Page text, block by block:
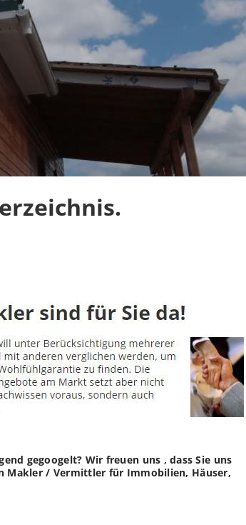
gegoogelt? Wir freuen uns , dass Sie uns
Makler / Vermittler für Immobilien, Häuser,